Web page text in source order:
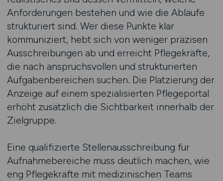
Anforderungen bestehen und wie die Abläufe
strukturiert sind. Wer diese Punkte klar
kommuniziert, hebt sich von weniger präzisen
Ausschreibungen ab und erreicht Pflegekräfte,
die nach anspruchsvollen und strukturierten
Aufgabenbereichen suchen. Die Platzierung der
Anzeige auf einem spezialisierten Pflegeportal
erhöht zusätzlich die Sichtbarkeit innerhalb der
Zielgruppe.
Eine qualifizierte Stellenausschreibung für
Aufnahmebereiche muss deutlich machen, wie
eng Pflegekräfte mit medizinischen Teams